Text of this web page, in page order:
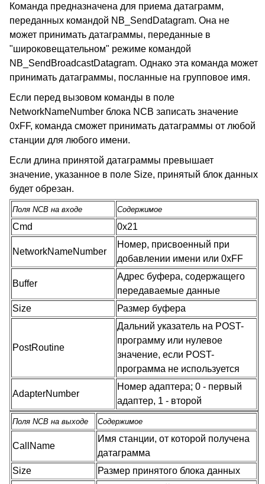
Команда предназначена для приема датаграмм,
переданных командой NB_SendDatagram. Она не
может принимать датаграммы, переданные в
"широковещательном" режиме командой
NB_SendBroadcastDatagram. Однако эта команда может
принимать датаграммы, посланные на групповое имя.
Если перед вызовом команды в поле
NetworkNameNumber блока NCB записать значение
0xFF, команда сможет принимать датаграммы от любой
станции для любого имени.
Если длина принятой датаграммы превышает
значение, указанное в поле Size, принятый блок данных
будет обрезан.
Поля NCB на входе Содержимое
Cmd 0x21
NetworkNameNumber
Номер, присвоенный при
добавлении имени или 0xFF
Buffer
Адрес буфера, содержащего
передаваемые данные
Size
Размер буфера
PostRoutine
Дальний указатель на POST-
программу или нулевое
значение, если POST-
программа не используется
AdapterNumber
Номер адаптера; 0 - первый
адаптер, 1 - второй
Поля NCB на выходе Содержимое
CallName
Имя станции, от которой получена
датаграмма
Size
Размер принятого блока данных